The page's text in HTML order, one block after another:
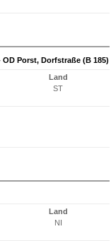
Porst, Dorfstraße (B 185)
Land
ST
Land
NI